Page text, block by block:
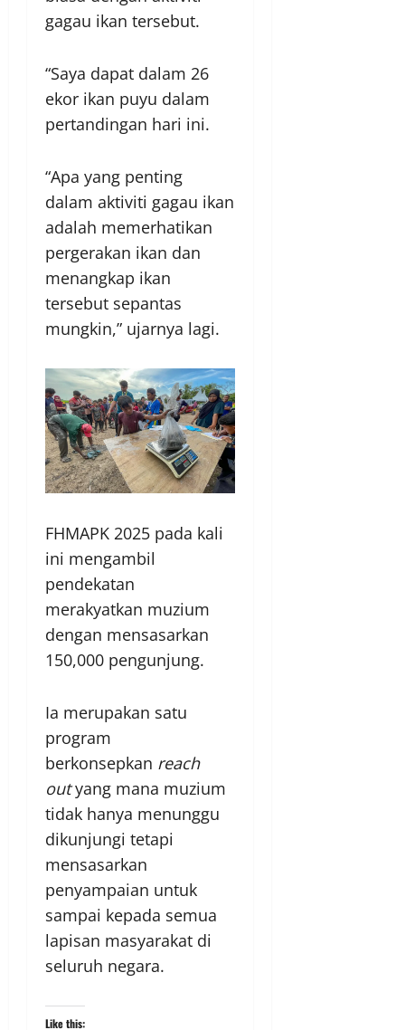
gagau ikan tersebut.
“Saya dapat dalam 26
ekor ikan puyu dalam
pertandingan hari ini.
“Apa yang penting
dalam aktiviti gagau ikan
adalah memerhatikan
pergerakan ikan dan
menangkap ikan
tersebut sepantas
mungkin,” ujarnya lagi.
FHMAPK 2025 pada kali
ini mengambil
pendekatan
merakyatkan muzium
dengan mensasarkan
150,000 pengunjung.
Ia merupakan satu
program
berkonsepkan reach
outyang mana muzium
tidak hanya menunggu
dikunjungi tetapi
mensasarkan
penyampaian untuk
sampai kepada semua
lapisan masyarakat di
seluruh negara.
Like this: